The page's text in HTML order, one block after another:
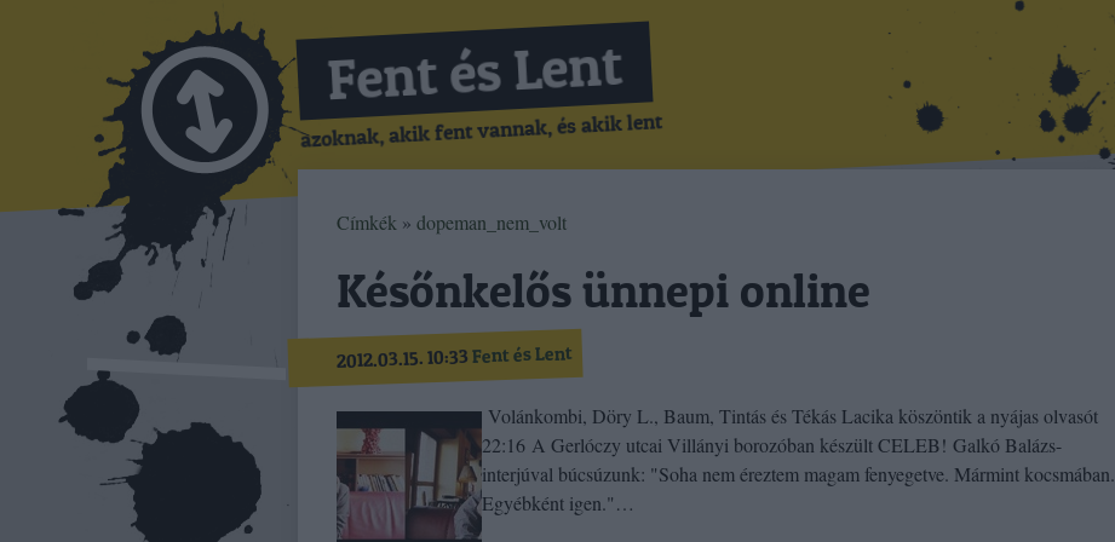
Fent és Lent
azoknak, akik fent vannak, és akik lent
Címkék » dopeman_nem_volt
Későnkelős ünnepi online
2012.03.15. 10:33Fent és Lent
Volánkombi, Döry L., Baum, Tintás és Tékás Lacika köszöntik a nyájas olvasót
22:16 A Gerlóczy utcai Villányi borozóban készült CELEB! Galkó Balázs-
interjúval búcsúzunk: "Soha nem éreztem magam fenyegetve. Mármint kocsmában.
Egyébként igen."…